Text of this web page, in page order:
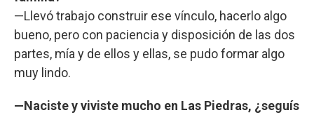
—Llevó trabajo construir ese vínculo, hacerlo algo
bueno, pero con paciencia y disposición de las dos
partes, mía y de ellos y ellas, se pudo formar algo
muy lindo.
—Naciste y viviste mucho en Las Piedras, ¿seguís